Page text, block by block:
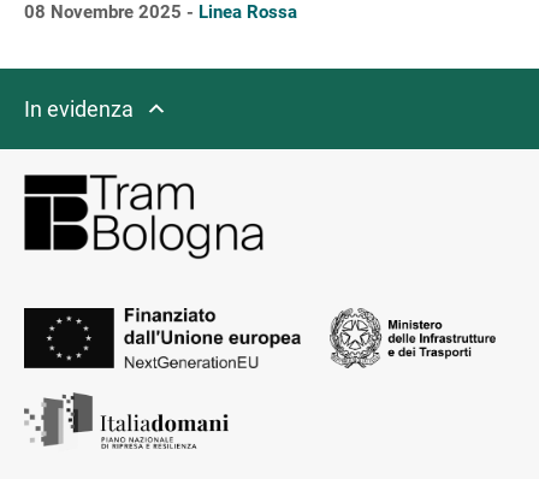
08 Novembre 2025 - Linea Rossa
In evidenza